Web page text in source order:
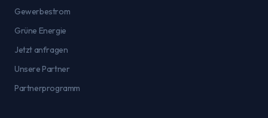
Gewerbestrom
Grüne Energie
Jetzt anfragen
Unsere Partner
Partnerprogramm